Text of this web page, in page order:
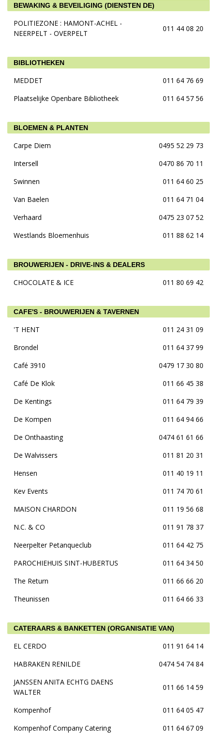
BEWAKING & BEVEILIGING (DIENSTEN DE)
POLITIEZONE : HAMONT-ACHEL -
NEERPELT - OVERPELT
011 44 08 20
BIBLIOTHEKEN
MEDDET
011 64 76 69
Plaatselijke Openbare Bibliotheek
011 64 57 56
BLOEMEN & PLANTEN
Carpe Diem
0495 52 29 73
Intersell
0470 86 70 11
Swinnen
011 64 60 25
Van Baelen
011 64 71 04
Verhaard
0475 23 07 52
Westlands Bloemenhuis
011 88 62 14
BROUWERIJEN - DRIVE-INS & DEALERS
CHOCOLATE & ICE 011 80 69 42
CAFE'S - BROUWERIJEN & TAVERNEN
'T HENT
011 24 31 09
Brondel
011 64 37 99
Café 3910
0479 17 30 80
Café De Klok
011 66 45 38
De Kentings
011 64 79 39
De Kompen
011 64 94 66
De Onthaasting
0474 61 61 66
De Walvissers
011 81 20 31
Hensen
011 40 19 11
Kev Events
011 74 70 61
MAISON CHARDON
011 19 56 68
N.C. & CO
011 91 78 37
Neerpelter Petanqueclub
011 64 42 75
PAROCHIEHUIS SINT-HUBERTUS
011 64 34 50
The Return
011 66 66 20
Theunissen
011 64 66 33
CATERAARS & BANKETTEN (ORGANISATIE VAN)
EL CERDO
011 91 64 14
HABRAKEN RENILDE
0474 54 74 84
JANSSEN ANITA ECHTG DAENS
WALTER
011 66 14 59
Kompenhof
011 64 05 47
Kompenhof Company Catering
011 64 67 09